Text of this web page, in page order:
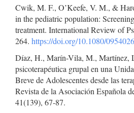
Cwik, M. F., O’Keefe, V. M., &
in the pediatric population:
treatment. International Review of
264. https://doi.org/10.1080/
Díaz, H., Marín-Vila, M., Martínez,
psicoterapéutica grupal en una
Breve de Adolescentes desde las
Revista de la Asociación Española
41(139), 67-87.